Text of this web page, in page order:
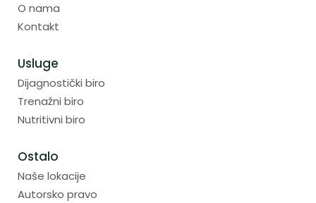
O nama
Kontakt
Usluge
Dijagnostički biro
Trenažni biro
Nutritivni biro
Ostalo
Naše lokacije
Autorsko pravo